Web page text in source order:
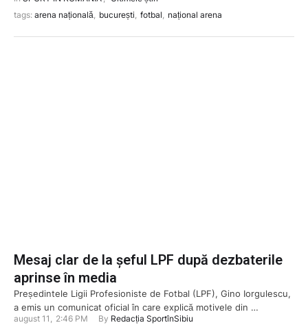
tags: arena națională, bucurești, fotbal, național arena
Mesaj clar de la șeful LPF după dezbaterile
aprinse în media
Președintele Ligii Profesioniste de Fotbal (LPF), Gino Iorgulescu,
a emis un comunicat oficial în care explică motivele din …
august 11 , 2:46 PM By Redacția SportînSibiu